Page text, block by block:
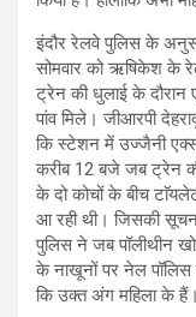
इंदौर रेलवे पुलिस के
सोमवार को ऋषिकेश के
ट्रेन की धुलाई के दौरान
पांव मिले। जीआरपी
कि स्टेशन में उज्जैनी
करीब 12 बजे जब ट्रेन की
के दो कोचों के बीच
आ रही थी। जिसकी
पुलिस ने जब पॉलीथीन
के नाखूनों पर नेल पॉलिस
कि उक्त अंग महिला के हैं।